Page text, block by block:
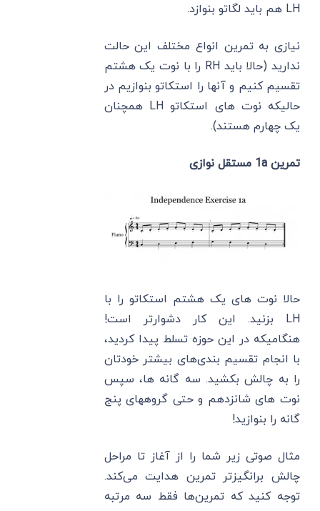
LH هم باید لگاتو بنوازد.
نیازی به تمرین انواع مختلف این حالت
ندارید (حالا باید RH را با نوت یک هشتم
تقسیم کنیم و آنها را استکاتو بنوازیم در
حالیکه نوت های استکاتو LH همچنان
یک چهارم هستند).
تمرین 1a مستقل نوازی
حالا نوت های یک هشتم استکاتو را با
LH بزنید. این کار دشوارتر است!
هنگامیکه در این حوزه تسلط پیدا کردید،
با انجام تقسیم بندی‌های بیشتر خودتان
را به چالش بکشید. سه گانه ها، سپس
نوت های شانزدهم و حتی گروههای پنج
گانه را بنوازید!
مثال صوتی زیر شما را از آغاز تا مراحل
چالش برانگیزتر تمرین هدایت می‌کند.
توجه کنید که تمرین‌ها فقط سه مرتبه